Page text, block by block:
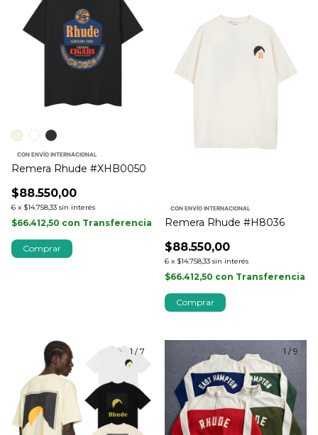
CON ENVÍO INTERNACIONAL
Remera Rhude #XHB0050
$88.550,00
6 x $14.758,33 sin interés
$66.412,50 con Transferencia
Comprar
CON ENVÍO INTERNACIONAL
Remera Rhude #H8036
$88.550,00
6 x $14.758,33 sin interés
$66.412,50 con Transferencia
Comprar
1 /7 1 /9